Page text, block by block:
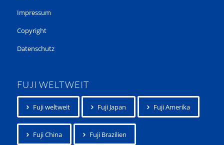
Impressum
Copyright
Datenschutz
FUJI WELTWEIT
Fuji weltweit Fuji Japan Fuji Amerika
Fuji China Fuji Brazilien